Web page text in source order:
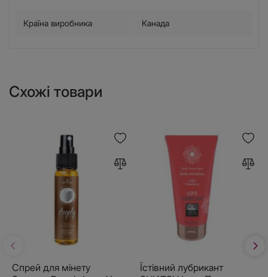
Країна виробника Канада
Схожі товари
Спрей для мінету
Їстівний лубрикант